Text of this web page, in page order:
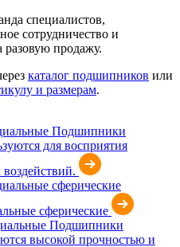
специалистов,
сотрудничество и
разовую продажу.
каталог подшипников или
и размерам.
Подшипники
для восприятия
сферические
Подшипники
высокой прочностью и